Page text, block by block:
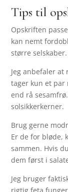
Tips til
Opskriften
kan nemt
større selskaber.
Jeg anbefaler
tager kun et par
end rå
solsikkerkerner.
Brug gerne
Er de for bløde,
sammen. Hvis
dem først i
Jeg bruger
rigtig feta